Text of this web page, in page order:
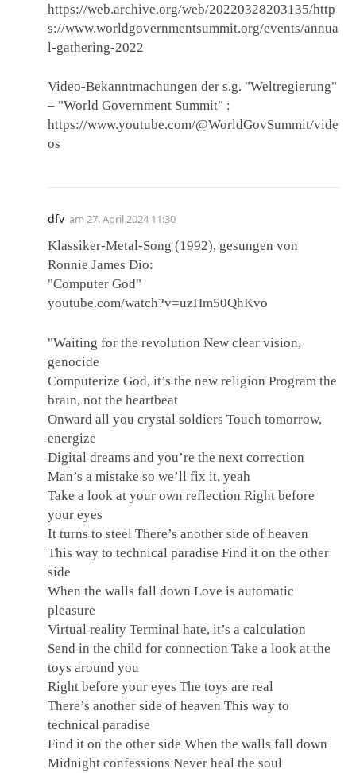
https://web.archive.org/web/20220328203135/http
s://www.worldgovernmentsummit.org/events/annua
l-gathering-2022
Video-Bekanntmachungen der s.g. "Weltregierung"
– "World Government Summit" :
https://www.youtube.com/@WorldGovSummit/vide
os
dfv am 27. April 2024 11:30
Klassiker-Metal-Song (1992), gesungen von
Ronnie James Dio:
"Computer God"
youtube.com/watch?v=uzHm50QhKvo
"Waiting for the revolution New clear vision,
genocide
Computerize God, it’s the new religion Program the
brain, not the heartbeat
Onward all you crystal soldiers Touch tomorrow,
energize
Digital dreams and you’re the next correction
Man’s a mistake so we’ll fix it, yeah
Take a look at your own reflection Right before
your eyes
It turns to steel There’s another side of heaven
This way to technical paradise Find it on the other
side
When the walls fall down Love is automatic
pleasure
Virtual reality Terminal hate, it’s a calculation
Send in the child for connection Take a look at the
toys around you
Right before your eyes The toys are real
There’s another side of heaven This way to
technical paradise
Find it on the other side When the walls fall down
Midnight confessions Never heal the soul